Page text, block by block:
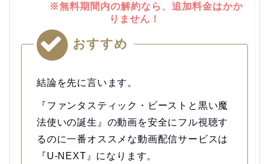
※無料期間内の解約なら、追加料金はかか
りません！
おすすめ
結論を先に言います。
『ファンタスティック・ビーストと黒い魔
法使いの誕生』の動画を安全にフル視聴す
るのに一番オススメな動画配信サービスは
『U-NEXT』になります。